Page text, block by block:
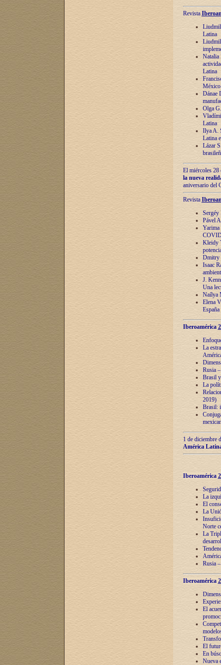
Revista
Latina
Natalia
Latina
México
Dánae
Olga
Latina
Ilya A.
Latina
Lázar
El miércoles 28
la nueva
aniversario del
Revista
Sergéy
Pável
Yarima
Kleidy
Dmitry
Isaac
J.
Una
Naílya
Elena
España
Iberoamérica
La
Rusia
Brasil
La
2019)
Brasil:
1 de diciembre
América
Iberoamérica
La
El
La
Norte
La
Rusia
Iberoamérica
El
El
En
Nueva